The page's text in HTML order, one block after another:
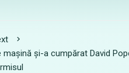
mașină și-a cumpărat David